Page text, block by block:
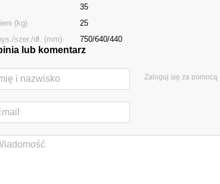
35
(kg)
25
szer./dł. (mm)
750/640/440
lub komentarz
Zaloguj się za pomocą